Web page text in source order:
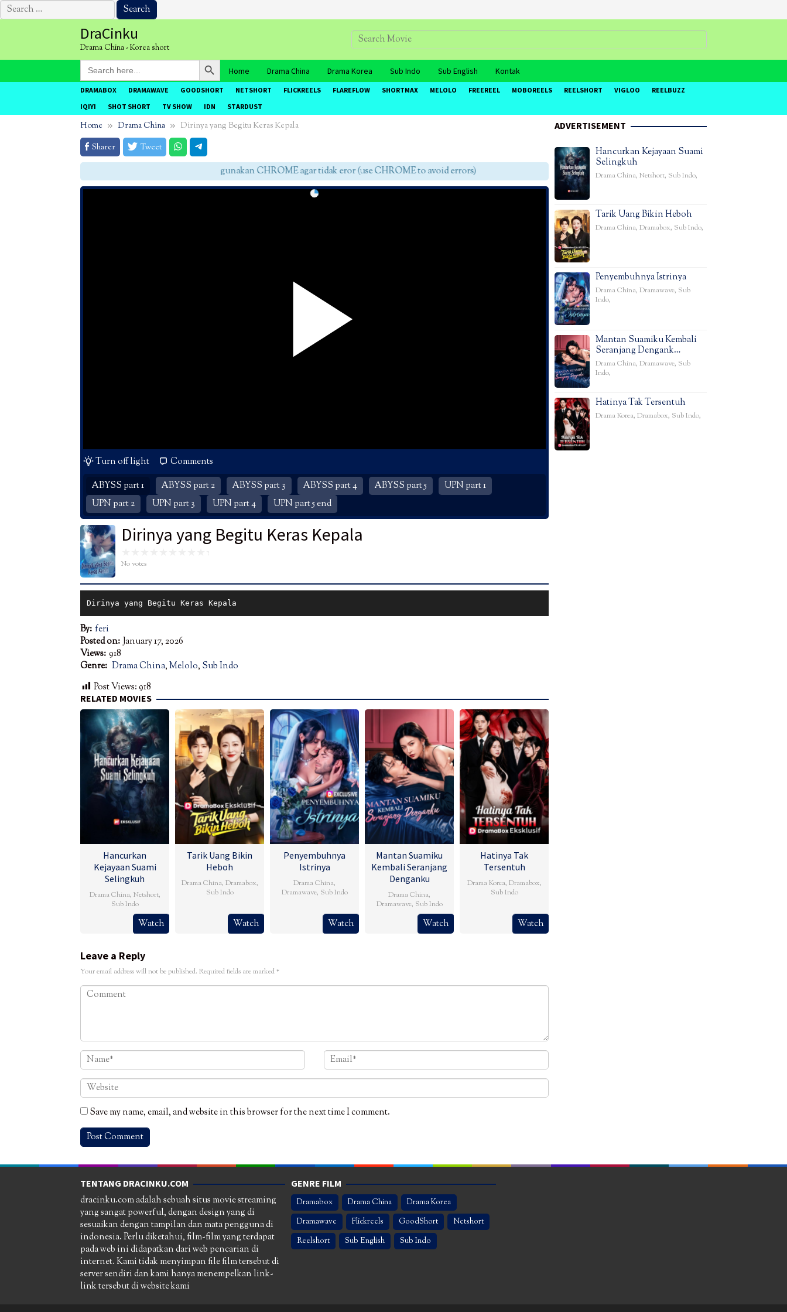
Search
for:
DraCinku
Drama China - Korea short
Search
for:
Search Button
Home Drama China Drama Korea Sub Indo Sub English Kontak
DRAMABOX DRAMAWAVE GOODSHORT NETSHORT FLICKREELS FLAREFLOW SHORTMAX MELOLO FREEREEL MOBOREELS REELSHORT VIGLOO
REELBUZZ
IQIYI
SHOT SHORT TV SHOW IDN STARDUST
Home Drama China
Dirinya yang Begitu Keras Kepala
Sharer
Tweet
gunakan CHROME agar tidak eror (use CHROME to avoid errors)
Turn off light
Comments
ABYSS part 1
ABYSS part 2 ABYSS part 3 ABYSS part 4 ABYSS part 5
UPN part 1
UPN part 2
UPN part 3 UPN part 4 UPN part 5 end
Dirinya yang Begitu Keras Kepala
No votes
Dirinya yang Begitu Keras Kepala
By: feri
Posted on: January 17, 2026
Views: 918
Genre: Drama China,Melolo, Sub Indo
Post Views:918
RELATED MOVIES
Hancurkan
Kejayaan Suami
Selingkuh
Drama China, Netshort,
Sub Indo
Watch
Tarik Uang Bikin
Heboh
Drama China, Dramabox,
Sub Indo
Watch
Penyembuhnya
Istrinya
Drama China,
Dramawave, Sub Indo
Watch
Mantan Suamiku
Kembali Seranjang
Denganku
Drama China,
Dramawave, Sub Indo
Watch
Hatinya Tak
Tersentuh
Drama Korea, Dramabox,
Sub Indo
Watch
Leave a Reply
Your email address will not be published. Required fields are marked*
Save my name, email, and website in this browser for the next time I comment.
ADVERTISEMENT
Hancurkan Kejayaan Suami
Selingkuh
Drama China, Netshort, Sub Indo,
Tarik Uang Bikin Heboh
Drama China, Dramabox, Sub Indo,
Penyembuhnya Istrinya
Drama China, Dramawave, Sub
Indo,
Mantan Suamiku Kembali
Seranjang Dengank…
Drama China, Dramawave, Sub
Indo,
Hatinya Tak Tersentuh
Drama Korea, Dramabox, Sub Indo,
TENTANG DRACINKU.COM
dracinku.com adalah sebuah situs movie streaming
yang sangat powerful, dengan design yang di
sesuaikan dengan tampilan dan mata pengguna di
indonesia. Perlu diketahui, film-film yang terdapat
pada web ini didapatkan dari web pencarian di
internet. Kami tidak menyimpan file film tersebut di
server sendiri dan kami hanya menempelkan link-
link tersebut di website kami
GENRE FILM
Dramabox Drama China
Drama Korea
Dramawave
Flickreels GoodShort
Netshort
Reelshort
Sub English Sub Indo